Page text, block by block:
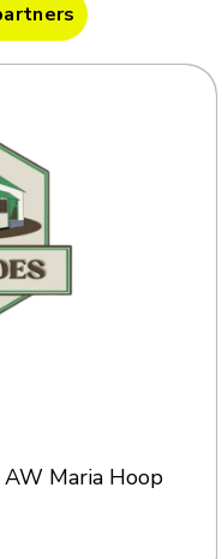
Maria Hoop